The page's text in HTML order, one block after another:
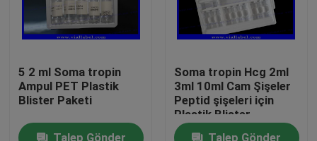
5 2 ml Soma tropin
Ampul PET Plastik
Blister Paketi
Talep Gönder
Soma tropin Hcg 2ml
3ml 10ml Cam Şişeler
Peptid şişeleri için
Plastik Blister
Ambalajı
Talep Gönder